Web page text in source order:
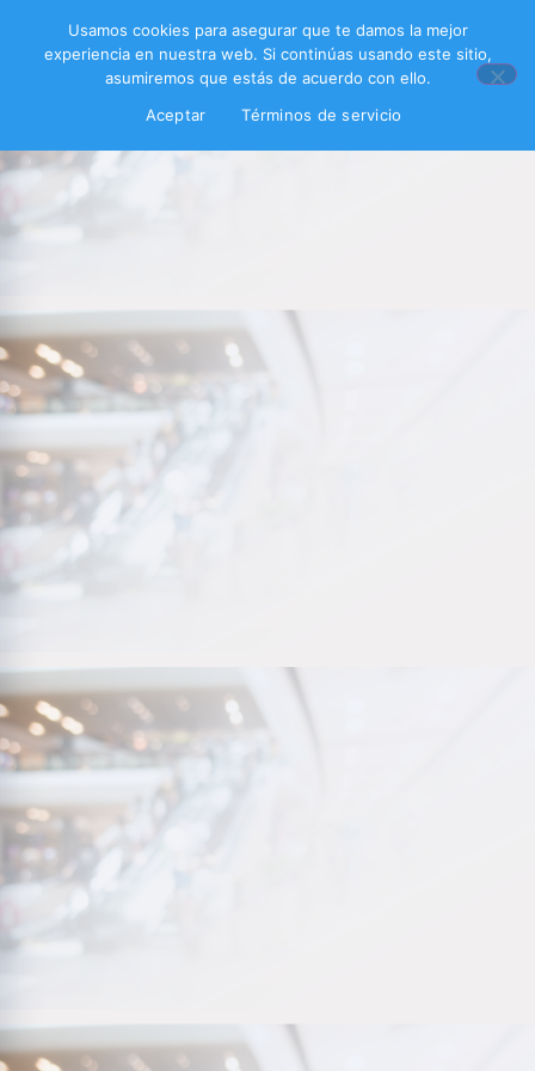
Usamos cookies para asegurar que te damos la mejor
experiencia en nuestra web. Si continúas usando este sitio,
asumiremos que estás de acuerdo con ello.
Aceptar
Términos de servicio